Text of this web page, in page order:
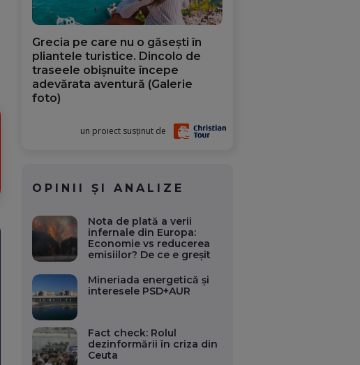
Grecia pe care nu o găsești în
pliantele turistice. Dincolo de
traseele obișnuite începe
adevărata aventură (Galerie
foto)
un proiect susținut de
OPINII ȘI ANALIZE
Nota de plată a verii
infernale din Europa:
Economie vs reducerea
emisiilor? De ce e greșit
Mineriada energetică și
interesele PSD+AUR
Fact check: Rolul
dezinformării în criza din
Ceuta